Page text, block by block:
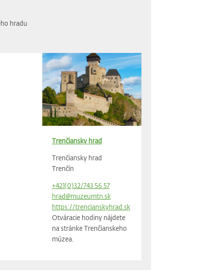
hradu
Trenčiansky hrad
Trenčiansky hrad
Trenčín
+421(0)32/743 56 57
hrad@muzeumtn.sk
https://trencianskyhrad.sk
Otváracie hodiny nájdete
na stránke Trenčianskeho
múzea.